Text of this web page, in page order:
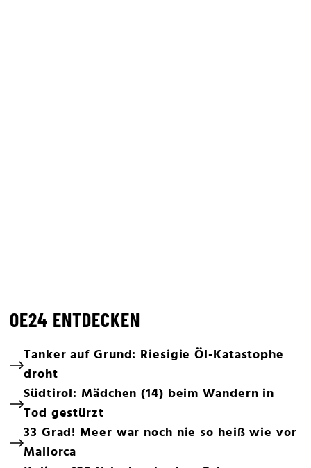
OE24 ENTDECKEN
Tanker auf Grund: Riesigie Öl-Katastophe
droht
Südtirol: Mädchen (14) beim Wandern in
Tod gestürzt
33 Grad! Meer war noch nie so heiß wie vor
Mallorca